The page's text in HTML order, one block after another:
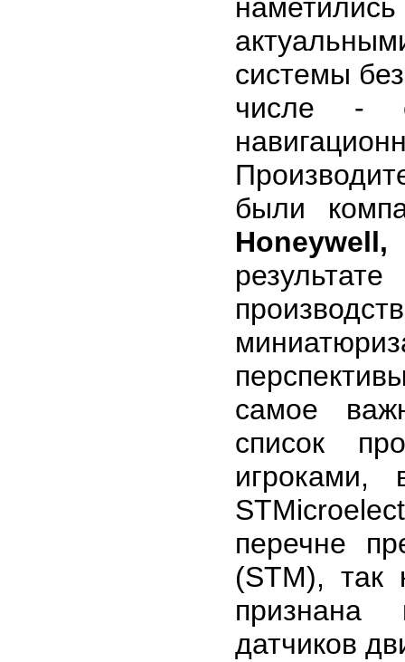
системы
числе -
были
самое
список
перечне
(STM), так
признана
датчиков